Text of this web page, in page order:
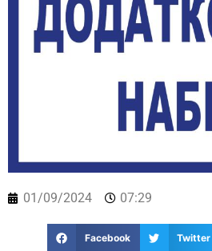
01/09/2024 07:29
Facebook Twitter